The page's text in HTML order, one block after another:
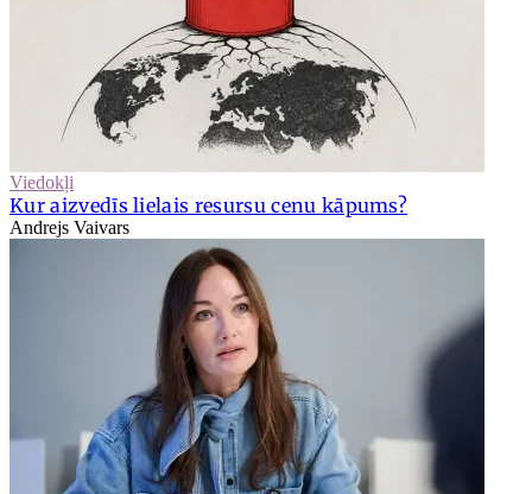
Viedokļi
Kur aizvedīs lielais resursu cenu kāpums?
Andrejs Vaivars